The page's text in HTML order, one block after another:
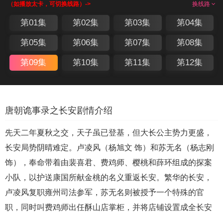
换线路
（如播放太卡，可切换线路）->
第01集 第02集 第03集 第04集
第05集 第06集 第07集 第08集
第09集 第10集 第11集 第12集
唐朝诡事录之长安剧情介绍
先天二年夏秋之交，天子虽已登基，但大长公主势力更盛，
长安局势阴晴难定。卢凌风（杨旭文 饰）和苏无名（杨志刚
饰），奉命带着由裴喜君、费鸡师、樱桃和薛环组成的探案
小队，以护送康国所献金桃的名义重返长安。繁华的长安，
卢凌风复职雍州司法参军，苏无名则被授予一个特殊的官
职，同时叫费鸡师出任酥山店掌柜，并将店铺设置成全长安